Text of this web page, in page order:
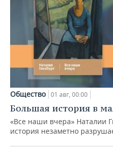
Общество 01 авг, 00:00
Большая история в
«Все наши вчера» Наталии
история незаметно